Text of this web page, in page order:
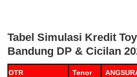
Tabel Simulasi Kredit
Bandung DP & Cicilan
OTR Tenor